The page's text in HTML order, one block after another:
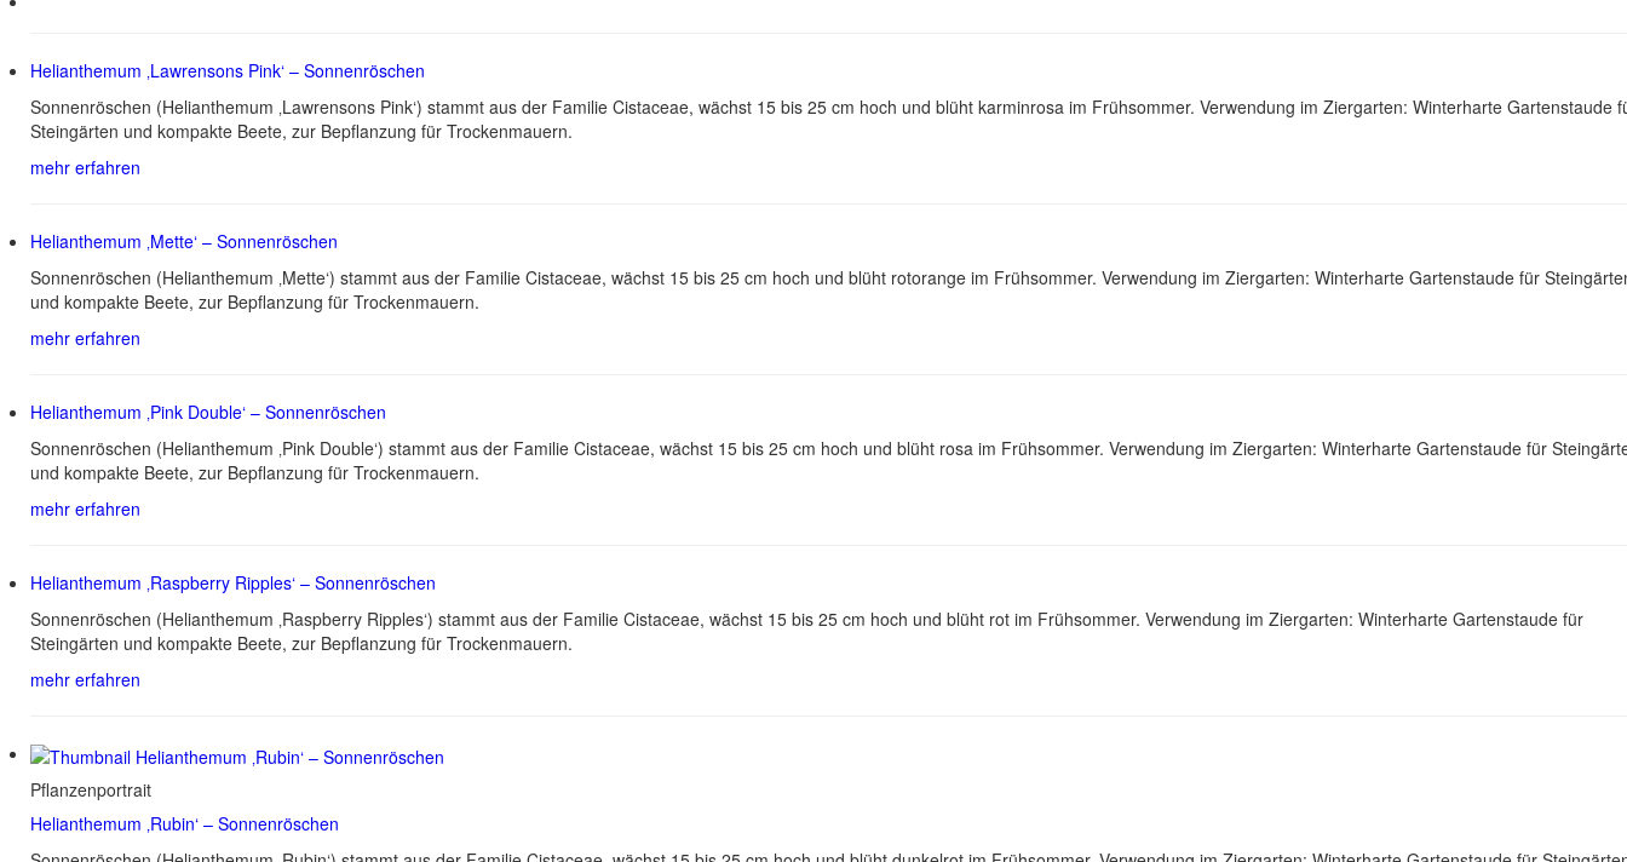
Helianthemum ‚Lawrensons Pink‘ – Sonnenröschen
Sonnenröschen (Helianthemum ‚Lawrensons Pink‘) stammt aus der Familie Cistaceae, wächst 15 bis 25 cm hoch und blüht karminrosa im Frühsommer. Verwendung im Ziergarten: Winterharte Gartenstaude
Steingärten und kompakte Beete, zur Bepflanzung für Trockenmauern.
mehr erfahren
Helianthemum ‚Mette‘ – Sonnenröschen
Sonnenröschen (Helianthemum ‚Mette‘) stammt aus der Familie Cistaceae, wächst 15 bis 25 cm hoch und blüht rotorange im Frühsommer. Verwendung im Ziergarten: Winterharte Gartenstaude für
und kompakte Beete, zur Bepflanzung für Trockenmauern.
mehr erfahren
Helianthemum ‚Pink Double‘ – Sonnenröschen
Sonnenröschen (Helianthemum ‚Pink Double‘) stammt aus der Familie Cistaceae, wächst 15 bis 25 cm hoch und blüht rosa im Frühsommer. Verwendung im Ziergarten: Winterharte Gartenstaude für
und kompakte Beete, zur Bepflanzung für Trockenmauern.
mehr erfahren
Helianthemum ‚Raspberry Ripples‘ – Sonnenröschen
Sonnenröschen (Helianthemum ‚Raspberry Ripples‘) stammt aus der Familie Cistaceae, wächst 15 bis 25 cm hoch und blüht rot im Frühsommer. Verwendung im Ziergarten: Winterharte Gartenstaude für
Steingärten und kompakte Beete, zur Bepflanzung für Trockenmauern.
mehr erfahren
Pflanzenportrait
Helianthemum ‚Rubin‘ – Sonnenröschen